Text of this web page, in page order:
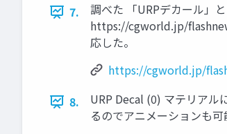
7.
調べた 「URPデカール」
https://cgworld.jp/
応した。
https://cgworld.jp/
8.
URP Decal (0) マテリアル
るのでアニメーションも